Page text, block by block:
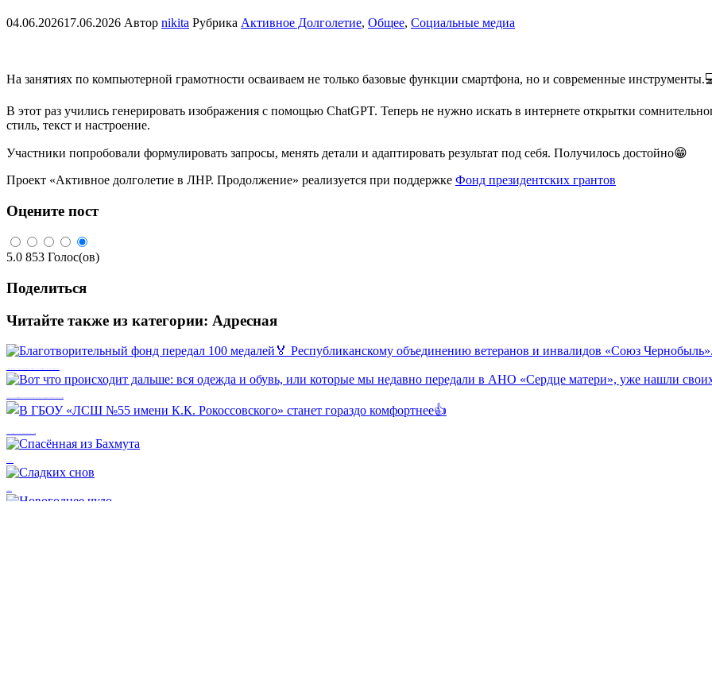
04.06.202617.06.2026 Автор nikita Рубрика Активное Долголетие, Общее, Социальные медиа
На занятиях по компьютерной грамотности осваиваем не только базовые функции смартфона, но и современные
В этот раз учились генерировать изображения с помощью ChatGPT. Теперь не нужно искать в интернете открытки
стиль, текст и настроение.
Участники попробовали формулировать запросы, менять детали и адаптировать результат под себя. Получилось достойно😁
Проект «Активное долголетие в ЛНР. Продолжение» реализуется при поддержке Фонд президентских грантов
Оцените пост
5.0 853 Голос(ов)
Поделиться
Читайте также из категории: Адресная